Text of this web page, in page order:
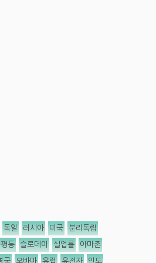
독일 러시아 미국 분리독립
등 슬로데이 실업률 아마존
국 오바마 유럽 유전자 인도